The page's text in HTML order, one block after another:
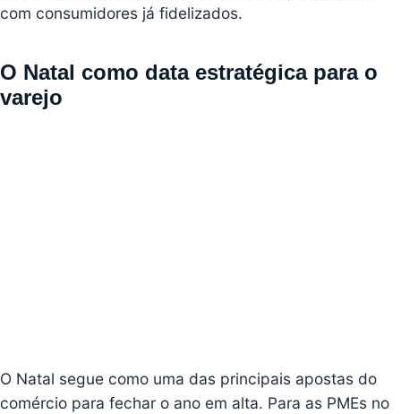
com consumidores já fidelizados.
O Natal como data estratégica para o
varejo
O Natal segue como uma das principais apostas do
comércio para fechar o ano em alta. Para as PMEs no